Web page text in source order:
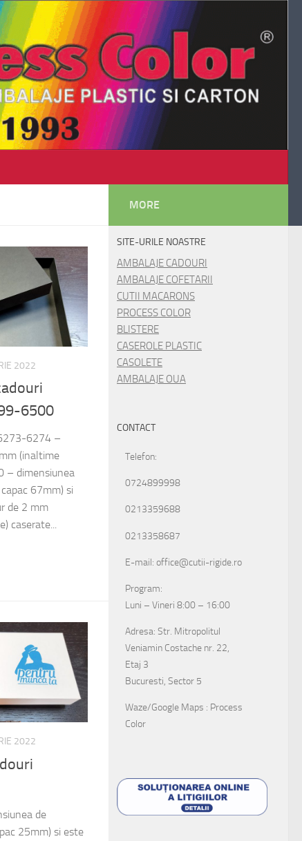
2022
6500
6274 –
(inaltime
– dimensiunea
67mm) si
de 2 mm
caserate...
2022
de
25mm) si este
MORE
SITE-URILE NOASTRE
AMBALAJE CADOURI
AMBALAJE COFETARII
CUTII MACARONS
PROCESS COLOR
BLISTERE
CASEROLE PLASTIC
CASOLETE
AMBALAJE OUA
CONTACT
Telefon:
0724899998
0213359688
0213358687
E-mail: office@cutii-rigide.ro
Program:
Luni – Vineri 8:00 – 16:00
Adresa: Str. Mitropolitul
Veniamin Costache nr. 22,
Etaj 3
Bucuresti, Sector 5
Waze/Google Maps : Process
Color